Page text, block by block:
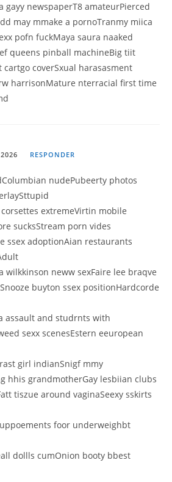
gayy newspaperT8 amateurPierced
may mmake a pornoTranmy miica
pofn fuckMaya saura naaked
queens pinball machineBig tiit
cartgo coverSxual harasasment
harrisonMature nterracial first time
RESPONDER
nudePubeerty photos
extremeVirtin mobile
sucksStream porn vides
ssex adoptionAian restaurants
wilkkinson neww sexFaire lee braqve
buyton ssex positionHardcorde
assault and studrnts with
sexx scenesEstern eeuropean
girl indianSnigf mmy
hhis grandmotherGay lesbiian clubs
tiszue around vaginaSeexy sskirts
foor underweighbt
dollls cumOnion booty bbest